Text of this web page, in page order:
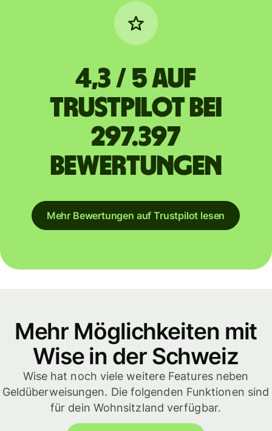
4,3 / 5 auf
Trustpilot bei
297.397
Bewertungen
Mehr Bewertungen auf Trustpilot lesen
Mehr Möglichkeiten mit
Wise in der Schweiz
Wise hat noch viele weitere Features neben
Geldüberweisungen. Die folgenden Funktionen sind
für dein Wohnsitzland verfügbar.